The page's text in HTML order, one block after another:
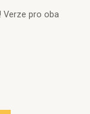
Verze pro oba